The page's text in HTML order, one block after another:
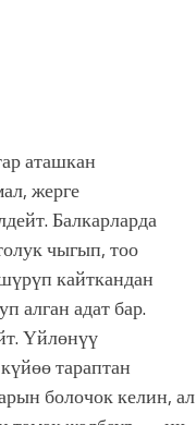
аташкан
жерге
Балкарларда
чыгып, тоо
кайткандан
алган адат бар.
Үйлөнүү
тараптан
болочок келин, ал